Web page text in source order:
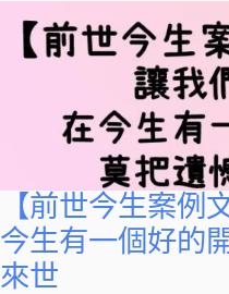
【前世今生案例
今生有一個好的
來世